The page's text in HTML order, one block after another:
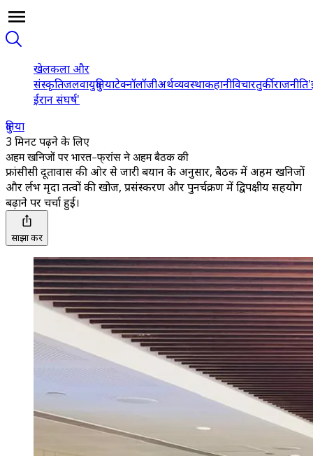
खेलकला और
संस्कृतिजलवायुदुनियाटेक्नॉलॉजीअर्थव्यवस्थाकहानीविचारतुर्कीराजनीति
ईरान संघर्ष'
दुनिया
3 मिनट पढ़ने के लिए
अहम खनिजों पर भारत-फ्रांस ने अहम बैठक की
फ्रांसीसी दूतावास की ओर से जारी बयान के अनुसार, बैठक में अहम खनिजों
और दुर्लभ मृदा तत्वों की खोज, प्रसंस्करण और पुनर्चक्रण में द्विपक्षीय सहयोग
बढ़ाने पर चर्चा हुई।
साझा करें